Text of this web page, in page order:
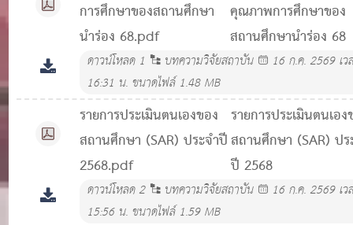
การศึกษาของสถานศึกษา
นำร่อง 68.pdf
คุณภาพการศึกษาของ
สถานศึกษานำร่อง 68
ดาวน์โหลด 1 บทความวิจัยสถาบัน
16 ก.ค. 2569 เว
16:31 น. ขนาดไฟล์ 1.48 MB
รายการประเมินตนเองของ
สถานศึกษา (SAR) ประจำปี
2568.pdf
รายการประเมินตนเอ
สถานศึกษา (SAR) ปร
ปี 2568
ดาวน์โหลด2 บทความวิจัยสถาบัน
16 ก.ค. 2569 เว
15:56 น. ขนาดไฟล์ 1.59 MB